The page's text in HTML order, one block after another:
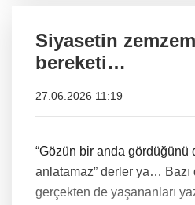
Siyasetin
bereketi…
27.06.2026 11:19
“Gözün bir anda gördüğünü
anlatamaz” derler ya… Bazı
gerçekten de yaşananları